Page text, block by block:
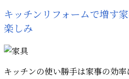
キッチンリフォームで増す
楽しみ
キッチンの使い勝手は家事の効